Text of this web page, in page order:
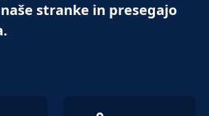
stranke in presegajo